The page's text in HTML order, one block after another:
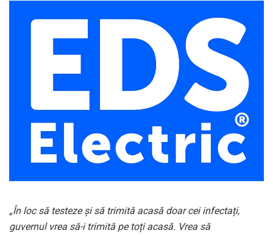
„În loc să testeze și să trimită acasă doar cei infectați,
guvernul vrea să-i trimită pe toți acasă. Vrea să